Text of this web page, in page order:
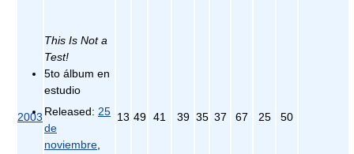
2003
This Is Not a
Test!
5to álbum en
estudio
Released: 25
de
noviembre
13 49 41 39 35 37 67 25 50